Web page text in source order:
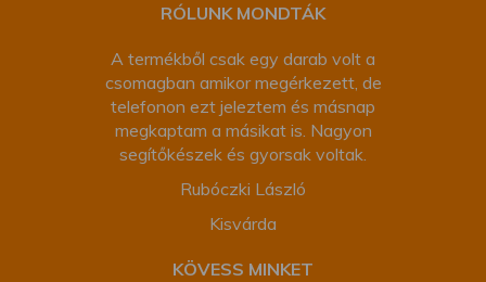
RÓLUNK MONDTÁK
A termékből csak egy darab volt a
csomagban amikor megérkezett, de
telefonon ezt jeleztem és másnap
megkaptam a másikat is. Nagyon
segítőkészek és gyorsak voltak.
Rubóczki László
Kisvárda
KÖVESS MINKET